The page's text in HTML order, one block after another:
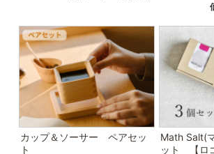
カップ＆ソーサー ペアセッ
ト
Math Salt(
ット 【ロ